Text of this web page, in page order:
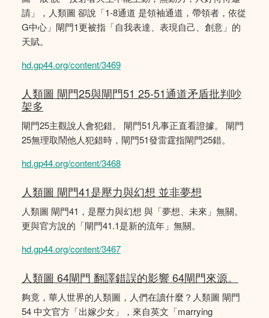
請」，人類圖 卻說「1-8通道 是領袖通道，帶領者，依從
G中心」閘門1更被指「自我表達、表現自己、創意」的
天賦。
hd.gp44.org/content/3469
人類圖 閘門25與閘門51 25-51通道矛盾批判吵
架多
閘門25主觀說人會犯錯。 閘門51凡事正直看證據。 閘門
25無理取鬧他人犯錯時，閘門51發雷霆指閘門25錯。
hd.gp44.org/content/3468
人類圖 閘門41是壓力與幻想 並非夢想
人類圖 閘門41，是壓力與幻想 與「夢想、未來」無關。
更與官方說的「閘門41.1是新的流年」無關。
hd.gp44.org/content/3467
人類圖 64閘門 翻譯錯誤的影響 64閘門來源。
夠竟，華人世界的人類圖，人們在讀什麼？人類圖 閘門
54 中文官方「出嫁少女」，來自英文「marrying